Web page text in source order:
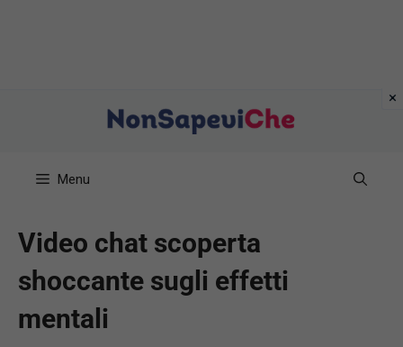
Menu
Video chat scoperta
shoccante sugli effetti
mentali